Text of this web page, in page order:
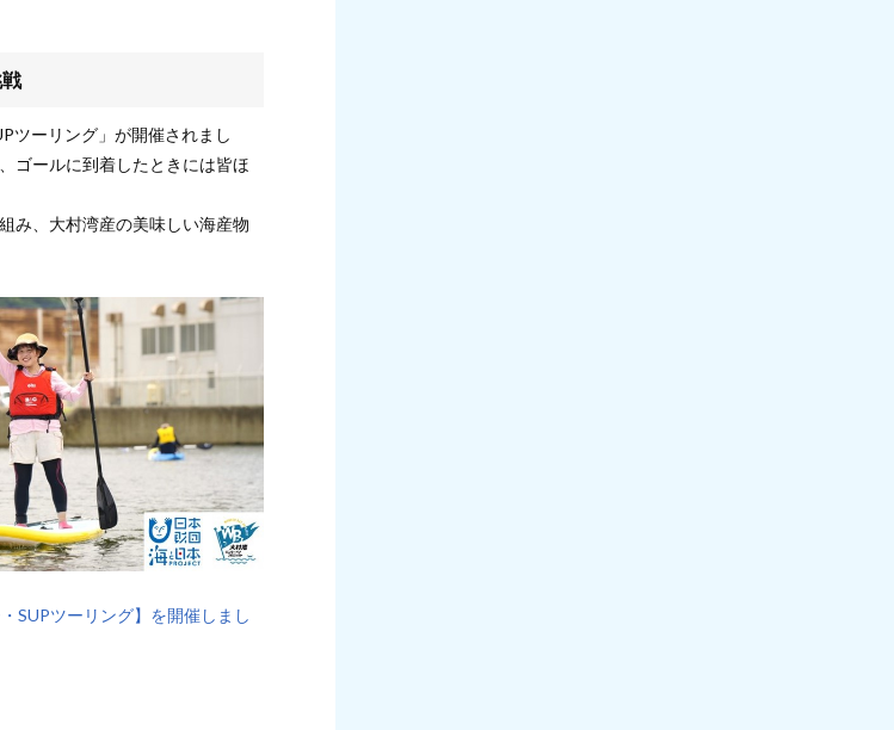
ツーリング」が開催されまし
ゴールに到着したときには皆ほ
み、大村湾産の美味しい海産物
SUPツーリング】を開催しまし